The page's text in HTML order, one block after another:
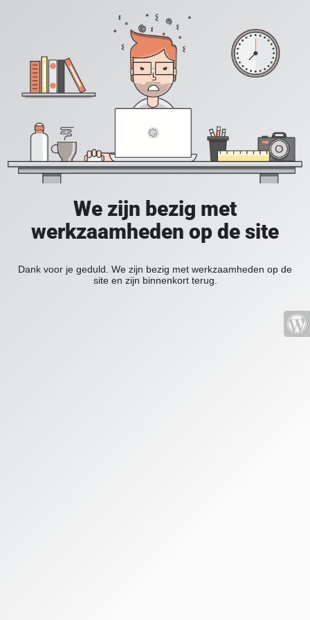
We zijn bezig met
werkzaamheden op de site
Dank voor je geduld. We zijn bezig met werkzaamheden op de
site en zijn binnenkort terug.